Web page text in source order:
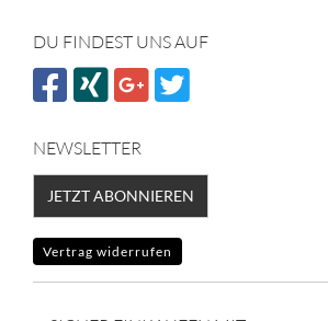
DU FINDEST UNS AUF
NEWSLETTER
JETZT ABONNIEREN
Vertrag widerrufen